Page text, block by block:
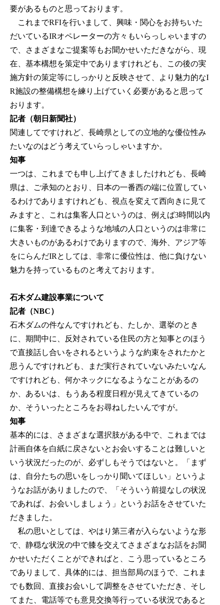
要があるものと思っております。
これまでRFIを行いまして、興味・関心をお持ちいた
だいているIRオペレーターの方々もいらっしゃいますの
で、さまざまなご提案等もお聞かせいただきながら、現
在、基本構想を策定中でありますけれども、この後の実
施方針の策定等にしっかりと反映させて、より魅力的なI
R施設の整備構想を練り上げていく必要があると思って
おります。
記者（朝日新聞社）
関連してですけれど、長崎県としての立地的な優位性み
たいなのはどう考えていらっしゃいますか。
知事
一つは、これまでも申し上げてきましたけれども、長崎
県は、ご承知のとおり、日本の一番西の端に位置してい
るわけでありますけれども、視点を変えて西向きに見て
みますと、これは集客人口というのは、例えば3時間以内
に集客・到達できるような地域の人口というのは非常に
大きいものがあるわけでありますので、海外、アジア等
をにらんだIRとしては、非常に優位性は、他に負けない
魅力を持っているものと考えております。
石木ダム建設事業について
記者（NBC）
石木ダムの件なんですけれども、たしか、選挙のとき
に、期間中に、反対されている住民の方と知事とのほう
で直接話し合いをされるというような約束をされたかと
思うんですけれども、まだ実行されていないみたいなん
ですけれども、何かネックになるようなことがあるの
か、あるいは、もうある程度日程が見えてきているの
か、そういったところをお尋ねしたいんですが。
知事
基本的には、さまざまな選択肢がある中で、これまでは
計画自体を白紙に戻さないとお会いすることは難しいと
いう状況だったのが、必ずしもそうではないと。「まず
は、自分たちの思いをしっかり聞いてほしい」というよ
うなお話がありましたので、「そういう前提なしの状況
であれば、お会いしましょう」というお話をさせていた
だきました。
私の思いとしては、やはり第三者が入らないような形
で、静穏な状況の中で膝を交えてさまざまなお話をお聞
かせいただくことができればと、こう思っているところ
でありまして、具体的には、担当部局のほうで、これま
でも数回、直接お会いして調整をさせていただき、そし
てまた、電話等でも意見交換等行っている状況であると